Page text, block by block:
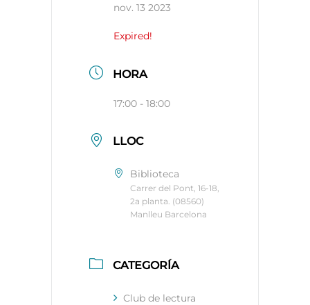
nov. 13 2023
Expired!
HORA
17:00 - 18:00
LLOC
Biblioteca
Carrer del Pont, 16-18,
2a planta. (08560)
Manlleu Barcelona
CATEGORÍA
Club de lectura